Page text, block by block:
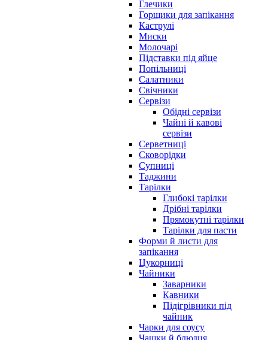
Глечики
Горщики для запікання
Каструлі
Миски
Молочарі
Підставки під яйце
Попільниці
Салатники
Свічники
Сервізи
Обідні сервізи
Чайні й кавові
сервізи
Серветниці
Сковорідки
Супниці
Таджини
Тарілки
Глибокі тарілки
Дрібні тарілки
Прямокутні тарілки
Тарілки для пасти
Форми й листи для
запікання
Цукорниці
Чайники
Заварники
Кавники
Підігрівники під
чайник
Чарки для соусу
Чашки й блюдця